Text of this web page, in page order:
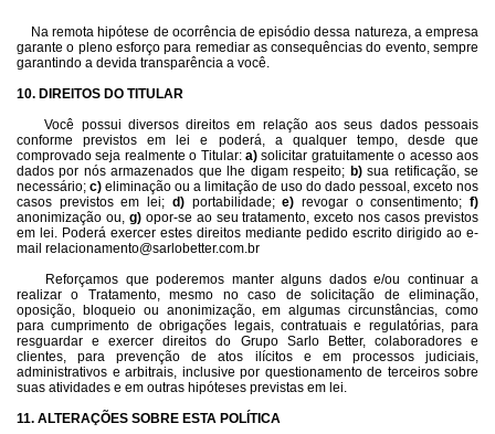
Na remota hipótese de ocorrência de episódio dessa natureza, a empresa
garante o pleno esforço para remediar as consequências do evento, sempre
garantindo a devida transparência a você.
10. DIREITOS DO TITULAR
Você possui diversos direitos em relação aos seus dados pessoais
conforme previstos em lei e poderá, a qualquer tempo, desde que
comprovado seja realmente o Titular: a) solicitar gratuitamente o acesso aos
dados por nós armazenados que lhe digam respeito; b)sua retificação, se
necessário; c) eliminação ou a limitação de uso do dado pessoal, exceto nos
casos previstos em lei; d)portabilidade;e) revogar o consentimento;f)
anonimização ou, g)opor-se ao seu tratamento, exceto nos casos previstos
em lei. Poderá exercer estes direitos mediante pedido escrito dirigido ao e-
mail relacionamento@sarlobetter.com.br
Reforçamos que poderemos manter alguns dados e/ou continuar a
realizar o Tratamento, mesmo no caso de solicitação de eliminação,
oposição, bloqueio ou anonimização, em algumas circunstâncias, como
para cumprimento de obrigações legais, contratuais e regulatórias, para
resguardar e exercer direitos do Grupo Sarlo Better, colaboradores e
clientes, para prevenção de atos ilícitos e em processos judiciais,
administrativos e arbitrais, inclusive por questionamento de terceiros sobre
suas atividades e em outras hipóteses previstas em lei.
11. ALTERAÇÕES SOBRE ESTA POLÍTICA